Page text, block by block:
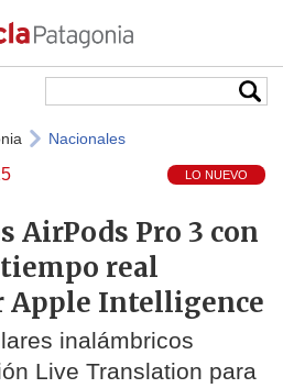
Nacionales
LO NUEVO
AirPods Pro 3 con
real
Apple Intelligence
inalámbricos
Live Translation para